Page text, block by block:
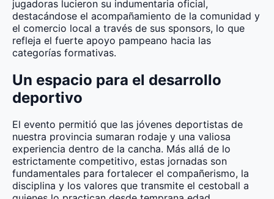
jugadoras lucieron su indumentaria oficial,
destacándose el acompañamiento de la comunidad y
el comercio local a través de sus sponsors, lo que
refleja el fuerte apoyo pampeano hacia las
categorías formativas.
Un espacio para el desarrollo
deportivo
El evento permitió que las jóvenes deportistas de
nuestra provincia sumaran rodaje y una valiosa
experiencia dentro de la cancha. Más allá de lo
estrictamente competitivo, estas jornadas son
fundamentales para fortalecer el compañerismo, la
disciplina y los valores que transmite el cestoball a